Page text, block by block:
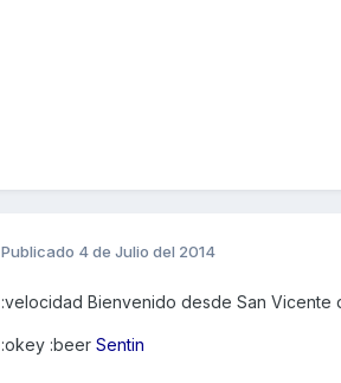
Publicado 4 de Julio del 2014
:velocidad Bienvenido desde San Vicente
:okey :beer Sentin